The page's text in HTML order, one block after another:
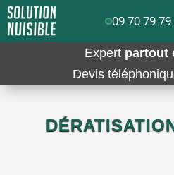
Expert partout
Devis
09 70 79